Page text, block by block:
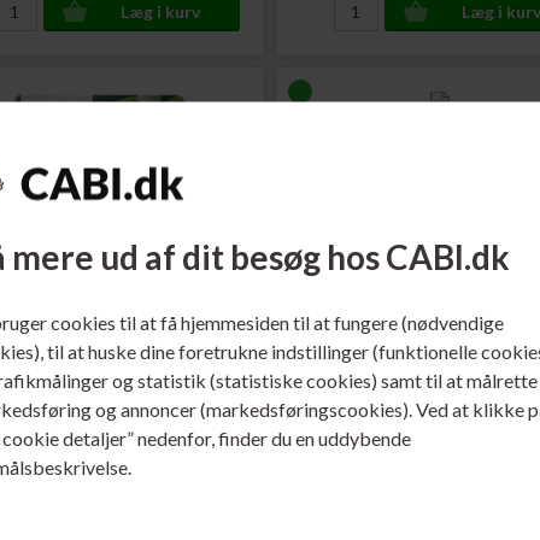
mere ud af dit besøg hos CABI.dk
cookies til at få hjemmesiden til at fungere (nødvendige
til at huske dine foretrukne indstillinger (funktionelle
og statistik (statistiske cookies) samt til at målrette
og annoncer (markedsføringscookies). Ved at klikke
cookie detaljer” nedenfor, finder du en uddybende
225988
T1294 Æble Blækpatron
ml.
Varenr. 225989
Epson T1295 Æble
Rabatpakkemed 1 af hver farve
Læs mere...